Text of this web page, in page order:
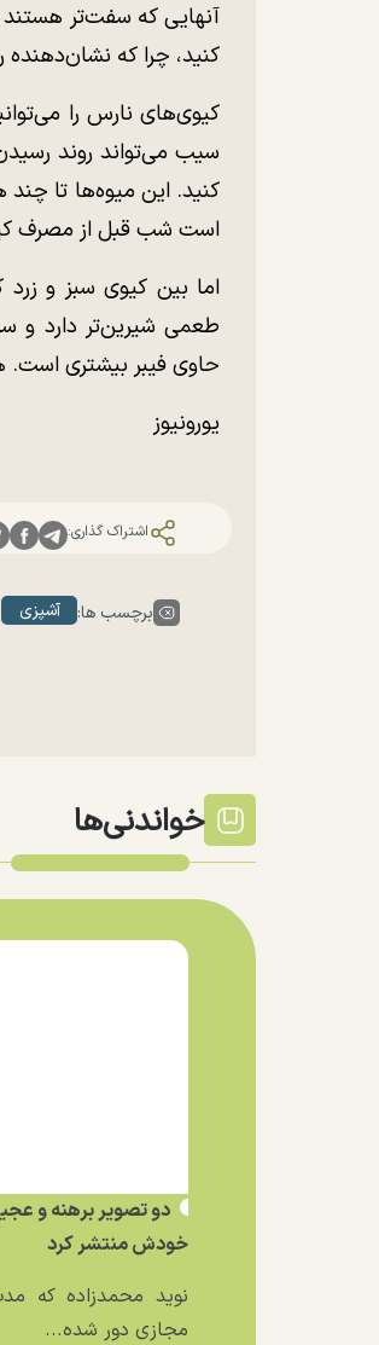
آنهایی که سفت‌تر
کنید، چرا که
کیوی‌های نارس را
سیب می‌تواند روند
کنید. این میوه‌ها تا چند
است شب قبل از مصرف
اما بین کیوی سبز و زرد
طعمی شیرین‌تر دارد و
حاوی فیبر بیشتری است.
یورونیوز
اشتراک گذاری:
برچسب ها: آشپزی
خواندنی‌ها
دو تصویر برهنه و
خودش منتشر کرد
نوید محمدزاده که
مجازی دور شده...